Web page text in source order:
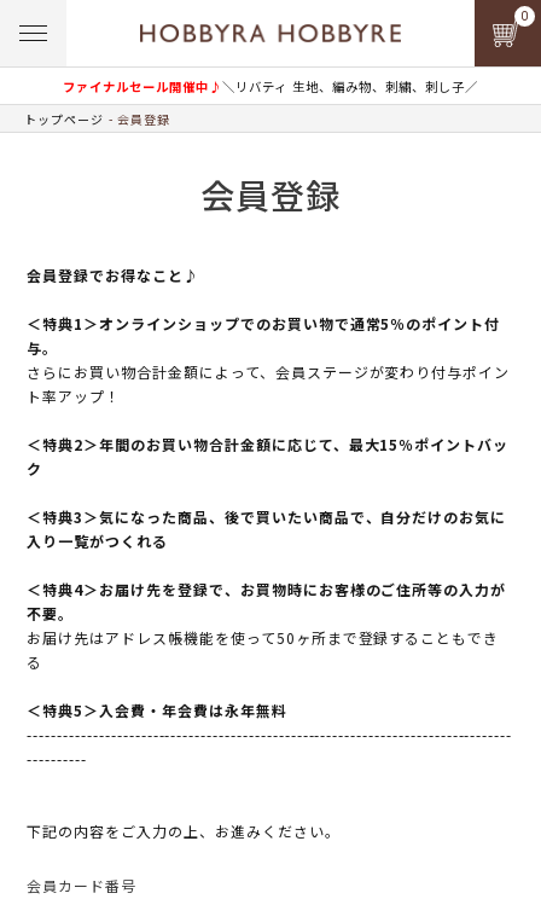
ファイナルセール開催中♪＼リバティ 生地、編み物、刺繍、刺し子／
0
トップページ 会員登録
会員登録
会員登録でお得なこと♪
＜特典1＞オンラインショップでのお買い物で通常5％のポイント付
与。
さらにお買い物合計金額によって、会員ステージが変わり付与ポイン
ト率アップ！
＜特典2＞年間のお買い物合計金額に応じて、最大15％ポイントバッ
ク
＜特典3＞気になった商品、後で買いたい商品で、自分だけのお気に
入り一覧がつくれる
＜特典4＞お届け先を登録で、お買物時にお客様のご住所等の入力が
不要。
お届け先はアドレス帳機能を使って50ヶ所まで登録することもでき
る
＜特典5＞入会費・年会費は永年無料
---------------------------------------------------------------------------------
----------
下記の内容をご入力の上、お進みください。
会員カード番号